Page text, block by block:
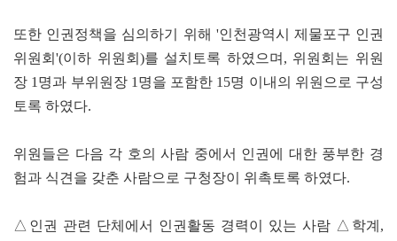
또한 인권정책을 심의하기 위해 '인천광역시 제물포구 인권
위원회'(이하 위원회)를 설치토록 하였으며, 위원회는 위원
장 1명과 부위원장 1명을 포함한 15명 이내의 위원으로 구성
토록 하였다.
위원들은 다음 각 호의 사람 중에서 인권에 대한 풍부한 경
험과 식견을 갖춘 사람으로 구청장이 위촉토록 하였다.
△인권 관련 단체에서 인권활동 경력이 있는 사람 △학계,